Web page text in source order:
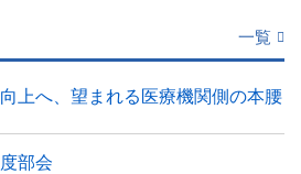
一覧
上へ、望まれる医療機関側の本腰
部会